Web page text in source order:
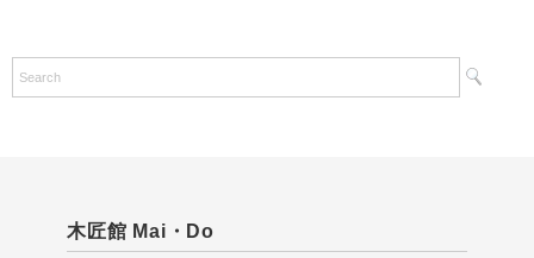
記
事
木匠館 Mai・Do